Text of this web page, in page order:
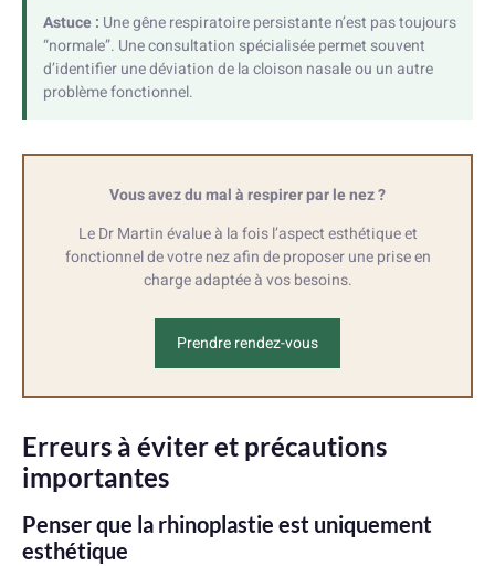
Astuce : Une gêne respiratoire persistante n’est pas toujours
“normale”. Une consultation spécialisée permet souvent
d’identifier une déviation de la cloison nasale ou un autre
problème fonctionnel.
Vous avez du mal à respirer par le nez ?
Le Dr Martin évalue à la fois l’aspect esthétique et
fonctionnel de votre nez afin de proposer une prise en
charge adaptée à vos besoins.
Prendre rendez-vous
Erreurs à éviter et précautions
importantes
Penser que la rhinoplastie est uniquement
esthétique